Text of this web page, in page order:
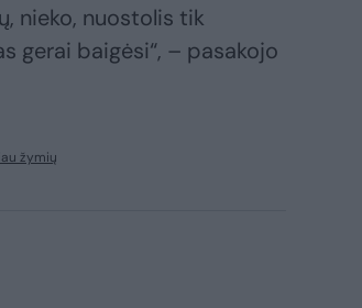
nieko, nuostolis tik
gerai baigėsi“, – pasakojo
žymių